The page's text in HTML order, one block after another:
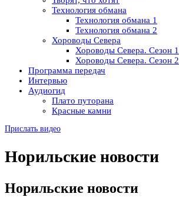
Технология обмана
Технология обмана 1
Технология обмана 2
Хороводы Севера
Хороводы Севера. Сезон 1
Хороводы Севера. Сезон 2
Программа передач
Интервью
Аудиогид
Плато путорана
Красные камни
Прислать видео
Норильские новости
Норильские новости